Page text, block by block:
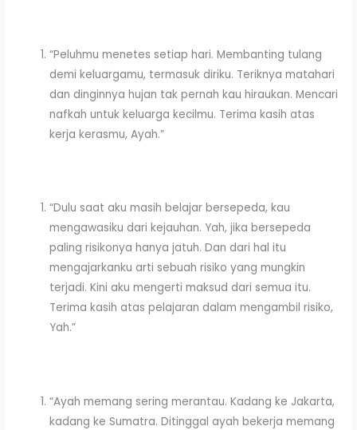
“Peluhmu menetes setiap hari. Membanting tulang
demi keluargamu, termasuk diriku. Teriknya matahari
dan dinginnya hujan tak pernah kau hiraukan. Mencari
nafkah untuk keluarga kecilmu. Terima kasih atas
kerja kerasmu, Ayah.”
“Dulu saat aku masih belajar bersepeda, kau
mengawasiku dari kejauhan. Yah, jika bersepeda
paling risikonya hanya jatuh. Dan dari hal itu
mengajarkanku arti sebuah risiko yang mungkin
terjadi. Kini aku mengerti maksud dari semua itu.
Terima kasih atas pelajaran dalam mengambil risiko,
Yah.”
“Ayah memang sering merantau. Kadang ke Jakarta,
kadang ke Sumatra. Ditinggal ayah bekerja memang